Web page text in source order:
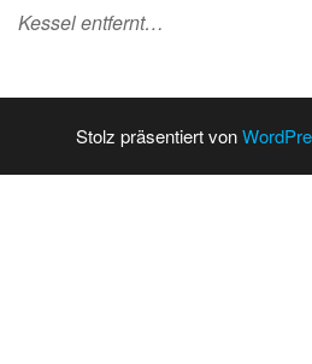
Kessel entfernt…
Stolz präsentiert von